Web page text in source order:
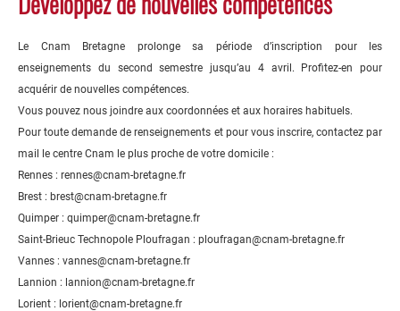
Le Cnam Bretagne prolonge sa période d’inscription pour les
enseignements du second semestre jusqu’au 4 avril. Profitez-en pour
acquérir de nouvelles compétences.
Vous pouvez nous joindre aux coordonnées et aux horaires habituels.
Pour toute demande de renseignements et pour vous inscrire, contactez par
mail le centre Cnam le plus proche de votre domicile :
Rennes : rennes@cnam-bretagne.fr
Brest : brest@cnam-bretagne.fr
Quimper : quimper@cnam-bretagne.fr
Saint-Brieuc Technopole Ploufragan : ploufragan@cnam-bretagne.fr
Vannes : vannes@cnam-bretagne.fr
Lannion : lannion@cnam-bretagne.fr
Lorient : lorient@cnam-bretagne.fr